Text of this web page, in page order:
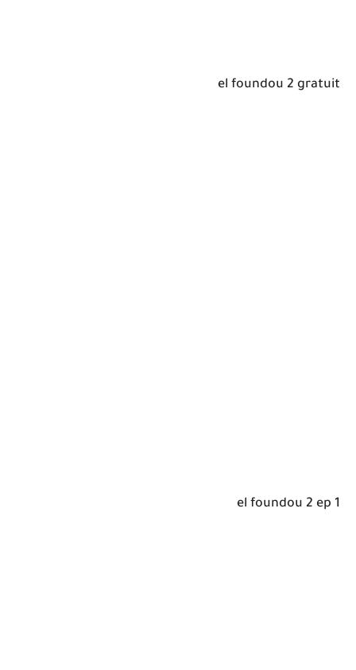
el foundou 2 gratuit
el foundou 2 ep 1